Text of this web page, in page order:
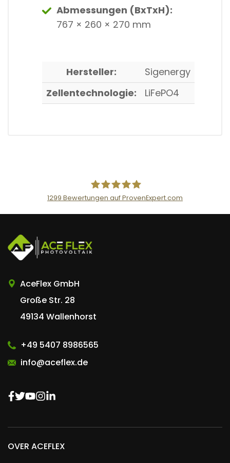
Abmessungen (BxTxH):
767 × 260 × 270 mm
Hersteller:
Sigenergy
Zellentechnologie:
LiFePO4
AceFlex GmbH
1299 Bewertungen auf ProvenExpert.com
AceFlex GmbH
Große Str. 28
49134 Wallenhorst
+49 5407 8986565
info@aceflex.de
OVER ACEFLEX